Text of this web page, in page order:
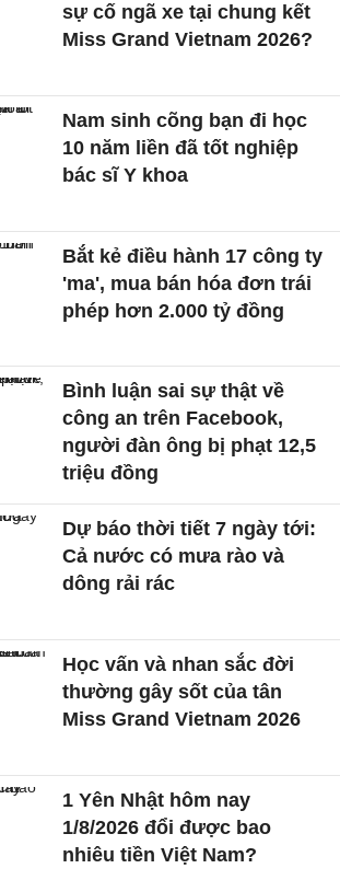
sự cố ngã xe tại chung kết
Miss Grand Vietnam 2026?
Nam sinh cõng bạn đi học
10 năm liền đã tốt nghiệp
bác sĩ Y khoa
Bắt kẻ điều hành 17 công ty
'ma', mua bán hóa đơn trái
phép hơn 2.000 tỷ đồng
Bình luận sai sự thật về
công an trên Facebook,
người đàn ông bị phạt 12,5
triệu đồng
Dự báo thời tiết 7 ngày tới:
Cả nước có mưa rào và
dông rải rác
Học vấn và nhan sắc đời
thường gây sốt của tân
Miss Grand Vietnam 2026
1 Yên Nhật hôm nay
1/8/2026 đổi được bao
nhiêu tiền Việt Nam?